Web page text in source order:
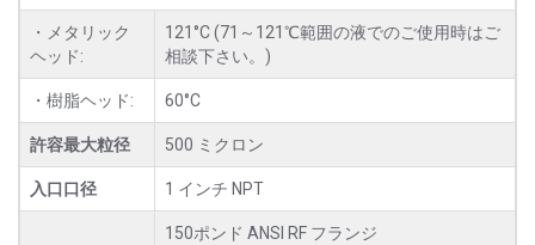
・メタリック
ヘッド:
121°C (71～121℃範囲の液でのご使用時はご
相談下さい。)
・樹脂ヘッド: 60°C
許容最大粒径 500 ミクロン
入口口径 1 インチ NPT
150ポンド ANSI RF フランジ